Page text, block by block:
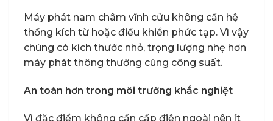
Máy phát nam châm vĩnh cửu không cần hệ
thống kích từ hoặc điều khiển phức tạp. Vì vậy
chúng có kích thước nhỏ, trọng lượng nhẹ hơn
máy phát thông thường cùng công suất.
An toàn hơn trong môi trường khắc nghiệt
Vì đặc điểm không cần cấp điện ngoài nên ít